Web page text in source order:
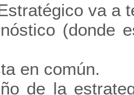
va a
(donde
en común.
de la